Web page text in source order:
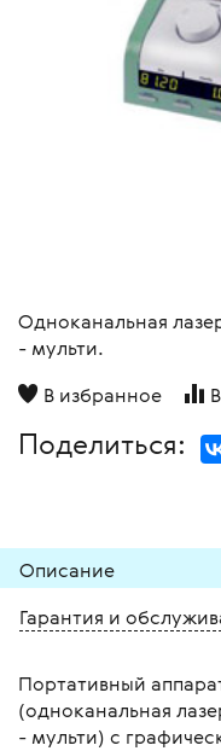
Одноканальная
- мульти.
В избранное
Поделиться:
Описание
Гарантия и
Портативный
(одноканальная
- мульти) с